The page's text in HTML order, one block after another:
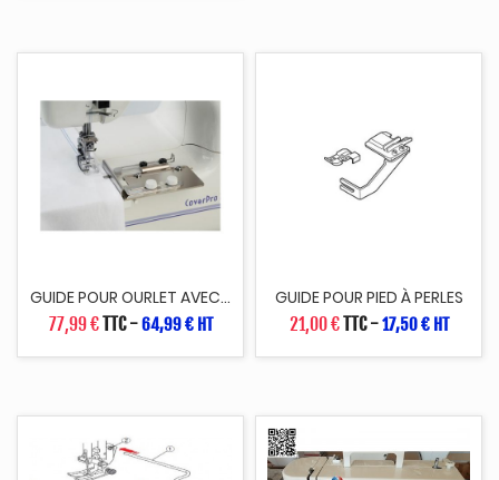
GUIDE POUR OURLET AVEC...
77,99 €TTC-64,99 € HT
GUIDE POUR PIED À PERLES
21,00 €TTC-17,50 € HT